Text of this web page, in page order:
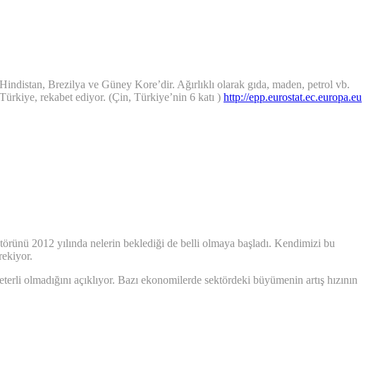
Brezilya ve Güney Kore’dir. Ağırlıklı olarak gıda, maden, petrol vb.
rekabet ediyor. (Çin, Türkiye’nin 6 katı ) http://epp.eurostat.ec.europa.eu
2012 yılında nelerin beklediği de belli olmaya başladı. Kendimizi bu
olmadığını açıklıyor. Bazı ekonomilerde sektördeki büyümenin artış hızının